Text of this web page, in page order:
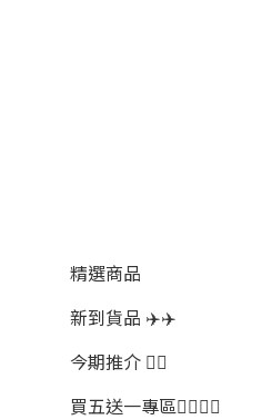
精選商品
新到貨品 ✈️✈️
今期推介 👍🏻
買五送一專區🖐🏻☝🏻